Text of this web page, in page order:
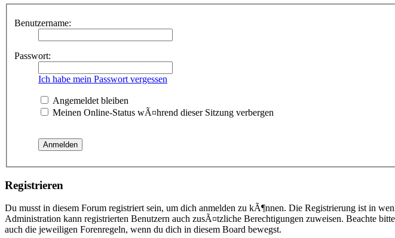
Benutzername:
Passwort:
Ich habe mein Passwort vergessen
Angemeldet bleiben
Meinen Online-Status wÃ¤hrend dieser Sitzung verbergen
Registrieren
Du musst in diesem Forum registriert sein, um dich anmelden zu kÃ¶nnen. Die Registrierung ist in
Administration kann registrierten Benutzern auch zusÃ¤tzliche Berechtigungen zuweisen. Beachte
auch die jeweiligen Forenregeln, wenn du dich in diesem Board bewegst.